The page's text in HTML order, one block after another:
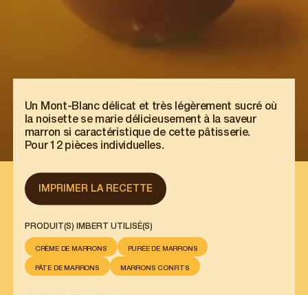
Un Mont-Blanc délicat et très légèrement sucré où
la noisette se marie délicieusement à la saveur
marron si caractéristique de cette pâtisserie.
Pour 12 pièces individuelles.
IMPRIMER LA RECETTE
PRODUIT(S) IMBERT UTILISÉ(S)
CRÈME DE MARRONS PURÉE DE MARRONS
PÂTE DE MARRONS MARRONS CONFITS